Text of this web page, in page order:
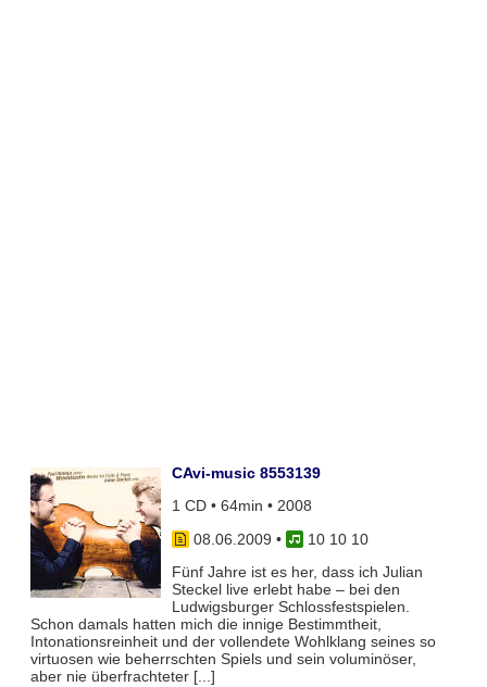
CAvi-music 8553139
1 CD • 64min • 2008
08.06.2009 •
10 10 10
Fünf Jahre ist es her, dass ich Julian
Steckel live erlebt habe – bei den
Ludwigsburger Schlossfestspielen.
Schon damals hatten mich die innige Bestimmtheit,
Intonationsreinheit und der vollendete Wohlklang seines so
virtuosen wie beherrschten Spiels und sein voluminöser,
aber nie überfrachteter [...]